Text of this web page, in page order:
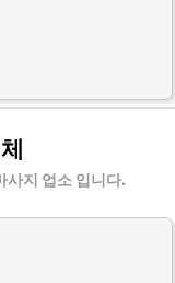
사지 업소 입니다.